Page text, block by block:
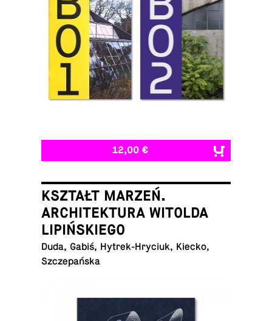
12,00 €
KSZTAŁT MARZEŃ.
ARCHITEKTURA WITOLDA
LIPIŃSKIEGO
Duda, Gabiś, Hytrek-Hryciuk, Kiecko,
Szczepańska